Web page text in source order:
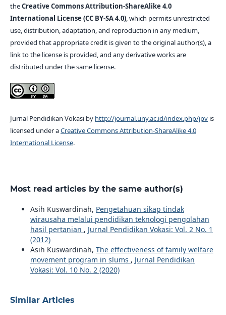
theCreative Commons Attribution-ShareAlike 4.0
International License (CC BY-SA 4.0), which permits unrestricted
use, distribution, adaptation, and reproduction in any medium,
provided that appropriate credit is given to the original author(s), a
link to the license is provided, and any derivative works are
distributed under the same license.
Jurnal Pendidikan Vokasi by http://journal.uny.ac.id/index.php/jpvis
licensed under aCreative Commons Attribution-ShareAlike 4.0
International License.
Most read articles by the same author(s)
Asih Kuswardinah, Pengetahuan sikap tindak
wirausaha melalui pendidikan teknologi pengolahan
hasil pertanian , Jurnal Pendidikan Vokasi: Vol. 2 No. 1
(2012)
Asih Kuswardinah, The effectiveness of family welfare
movement program in slums , Jurnal Pendidikan
Vokasi: Vol. 10 No. 2 (2020)
Similar Articles